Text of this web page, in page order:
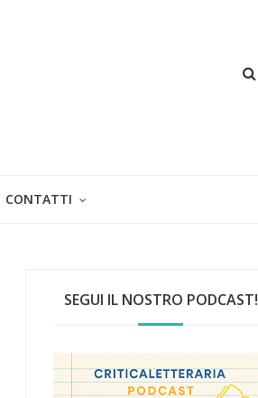
CONTATTI
SEGUI IL NOSTRO PODCAST!